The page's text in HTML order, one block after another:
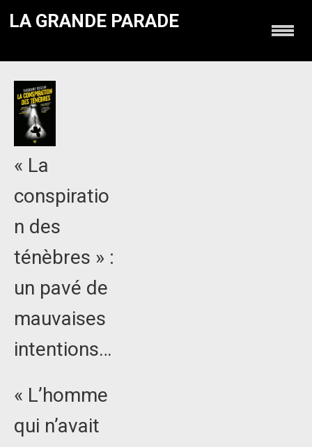
LA GRANDE PARADE
« La
conspiratio
n des
ténèbres » :
un pavé de
mauvaises
intentions…
« L’homme
qui n’avait